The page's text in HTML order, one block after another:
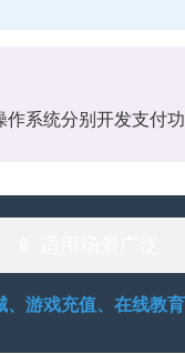
作系统分别开发支付
游戏充值、在线教